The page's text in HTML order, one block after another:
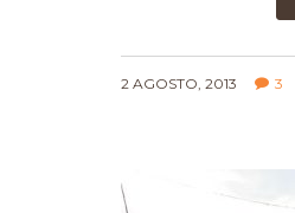
2 AGOSTO, 2013 3